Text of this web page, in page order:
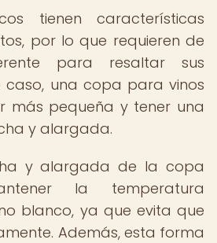
tienen características
por lo que requieren de
para resaltar sus
caso, una copa para vinos
más pequeña y tener una
y alargada.
y alargada de la copa
la temperatura
blanco, ya que evita que
Además, esta forma